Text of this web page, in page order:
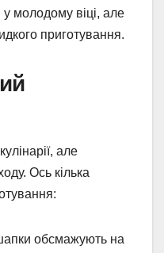
у молодому віці, але
приготування.
але
Ось кілька
обсмажують на